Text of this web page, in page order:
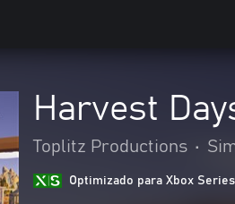
Harvest
Toplitz Productions •
Optimizado para Xbox